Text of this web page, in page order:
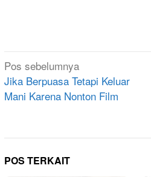
Navigasi
pos
Pos sebelumnya
Jika Berpuasa Tetapi Keluar
Mani Karena Nonton Film
POS TERKAIT